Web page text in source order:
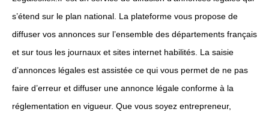
s’étend sur le plan national. La plateforme vous propose de
diffuser vos annonces sur l’ensemble des départements français
et sur tous les journaux et sites internet habilités. La saisie
d’annonces légales est assistée ce qui vous permet de ne pas
faire d’erreur et diffuser une annonce légale conforme à la
réglementation en vigueur. Que vous soyez entrepreneur,